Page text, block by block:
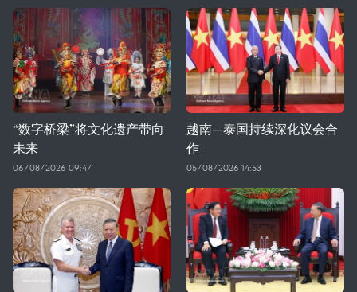
“数字桥梁”将文化遗产带向
未来
06/08/2026 09:47
越南—泰国持续深化议会合
作
05/08/2026 14:53